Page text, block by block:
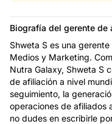
Biografía del gerente de
Shweta S es una
Medios y Marketing.
Nutra Galaxy, Shweta S
de afiliación a nivel
seguimiento, la
operaciones de afiliados
no dudes en escribirle